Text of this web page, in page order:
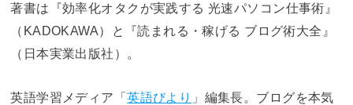
著書は『効率化オタクが実践する 光速パソコン仕事術』
（KADOKAWA）と『読まれる・稼げる ブログ術大全』
（日本実業出版社）。
英語学習メディア「英語びより 」編集長。ブログを本気